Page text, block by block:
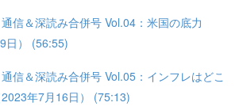
信＆深読み合併号 Vol.04：米国の底力
日） (56:55)
信＆深読み合併号 Vol.05：インフレはどこ
年7月16日） (75:13)